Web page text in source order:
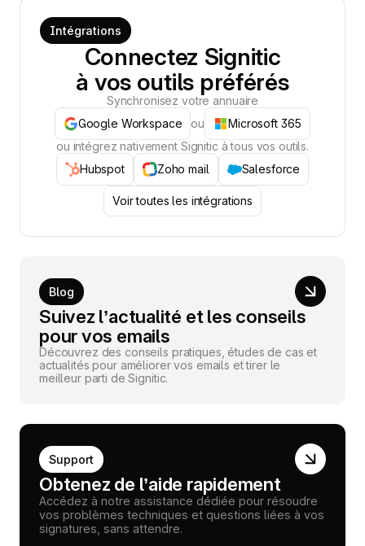
Intégrations
Connectez Signitic
à vos outils préférés
Synchronisez votre annuaire
Google Workspace
ou
Microsoft 365
ou intégrez nativement Signitic à tous vos outils.
Hubspot
Zoho mail Salesforce
Voir toutes les intégrations
Blog
Suivez l’actualité et les conseils
pour vos emails
Découvrez des conseils pratiques, études de cas et
actualités pour améliorer vos emails et tirer le
meilleur parti de Signitic.
Support
Obtenez de l’aide rapidement
Accédez à notre assistance dédiée pour résoudre
vos problèmes techniques et questions liées à vos
signatures, sans attendre.